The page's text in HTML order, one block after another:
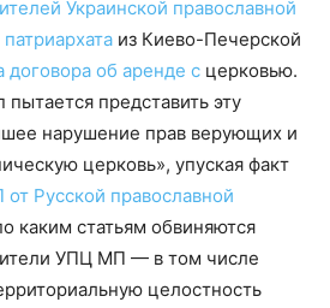
Украинской православной
из Киево-Печерской
договора об аренде с церковью.
пытается представить эту
нарушение прав верующих и
церковь», упуская факт
Русской православной
каким статьям обвиняются
УПЦ МП — в том числе
целостность